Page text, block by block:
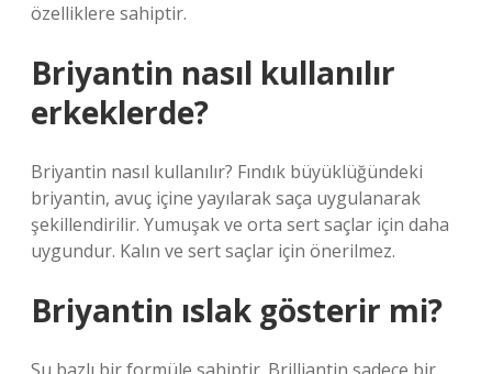
özelliklere sahiptir.
Briyantin nasıl kullanılır
erkeklerde?
Briyantin nasıl kullanılır? Fındık büyüklüğündeki
briyantin, avuç içine yayılarak saça uygulanarak
şekillendirilir. Yumuşak ve orta sert saçlar için daha
uygundur. Kalın ve sert saçlar için önerilmez.
Briyantin ıslak gösterir mi?